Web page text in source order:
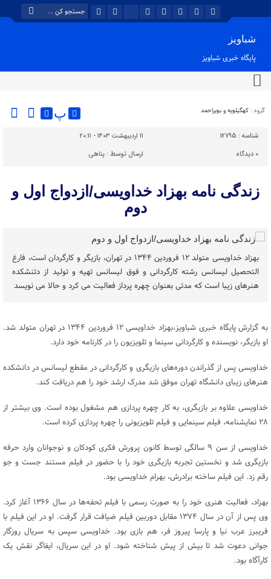
شباویز
پایگاه خبری شباویز
گروه : کهگیلویه و بویراحمد پ
شناسه : 12795
۱۱ اردیبهشت ۱۴۰۳ - ۲۰:۱۱
۰ دیدگاه ارسال توسط :پناهی
زندگی نامه بهزاد خداویسی/ازدواج اول و
دوم
بهزاد خداویسی متولد ۱۲ فروردین ۱۳۴۴ در تهران، بازیگر و کارگردان است، فارغ
التحصیل لیسانس رشته کارگردانی و فوق لیسانس تهیه و تولید از دتنشکده
هنرهای زیبا است که مدتی بعنوان چهره پرداز فعالیت می کرد و حالا می نویسد
به گزارش پایگاه خبری شباویز،بهزاد خداویسی ۱۲ فروردین ۱۳۴۴ در تهران متولد شد.
او بازیگر، نویسنده و کارگردانی سینما و تلویزیون را در کارنامه خود دارد.
خداویسی پس از گذراندن دوره‌های بازیگری و کارگردانی در مقطع لیسانس در دانشکده
هنرهای زیبای دانشگاه تهران موفق شد مدرک ارشد خود را هم دریافت کند.
خداویسی علاوه بر بازیگری، به کار چهره پردازی هم مشغول بوده است. وی بیشتر از
۲۸ نمایشنامه، فیلم سینمایی و فیلم تلویزیونی را چهره پردازی کرده است.
خداویسی از سن ۹ سالگی توسط کانون پرورش فکری کودکان و نوجوانان وارد حرفه
بازیگری شد و نخستین تجربه بازیگری خود را با حضور در فیلم مستند جست و جو
رقم زد. این فیلم ساخته برادرش، بهرام خداویسی بود.
بهزاد، فعالیت هنری خود را به صورت رسمی با فیلم تحفه‌ها در سال ۱۳۶۶ آغاز کرد.
وی پس از آن در سال ۱۳۷۴ مقابل دوربین فیلم ضیافت قرار گرفت. او در این فیلم با
فریبرز عرب نیا و پارسا پیروز فر، هم بازی بود. خداویسی سپس به سریال روزگار
جوانی دعوت شد تا بیش از پیش شناخته شود. او در این سریال، ایفاگر نقش یک
کارآگاه بود.